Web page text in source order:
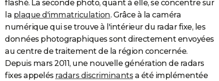
flashé. La seconde photo, quant à elle, se concentre sur
la plaque d'immatriculation. Grâce à la caméra
numérique qui se trouve à l'intérieur du radar fixe, les
données photographiques sont directement envoyées
au centre de traitement de la région concernée.
Depuis mars 2011, une nouvelle génération de radars
fixes appelés radars discriminants a été implémentée